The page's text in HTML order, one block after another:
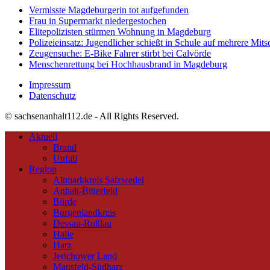
Vermisste Magdeburgerin tot aufgefunden
Frau in Supermarkt niedergestochen
Elitepolizisten stürmen Wohnung in Magdeburg
Polizeieinsatz: Jugendlicher schießt in Schule auf mehrere
Zeugensuche: E-Bike Fahrer stirbt bei Calvörde
Menschenrettung bei Hochhausbrand in Magdeburg
Impressum
Datenschutz
© sachsenanhalt112.de - All Rights Reserved.
Aktuell
Brand
Unfall
Region
Altmarkkreis Salzwedel
Anhalt-Bitterfeld
Börde
Burgenlandkreis
Dessau-Roßlau
Halle
Harz
Jerichower Land
Mansfeld-Südharz